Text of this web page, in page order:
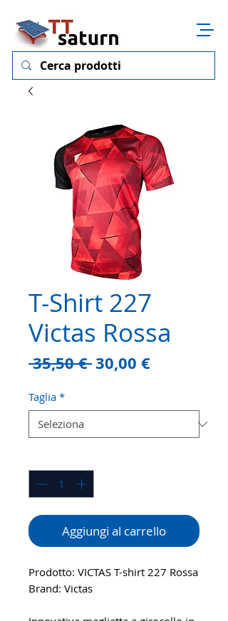
T-Shirt 227
Victas Rossa
35,50 € Prezzo
30,00 €Prezzo
Taglia *
Aggiungi al carrello
Prodotto: VICTAS T-shirt 227 Rossa
Brand: Victas